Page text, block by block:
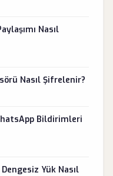
Nasıl
Nasıl Şifrelenir?
Bildirimleri
Yük Nasıl